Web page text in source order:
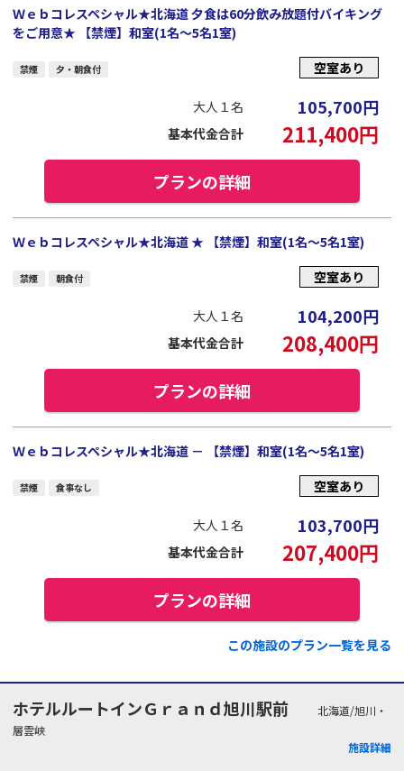
Ｗｅｂコレスペシャル★北海道 夕食は60分飲み放題付バイキング
をご用意★ 【禁煙】和室(1名～5名1室)
禁煙 夕・朝食付 空室あり
大人１名 105,700円
基本代金合計 211,400円
プランの詳細
Ｗｅｂコレスペシャル★北海道 ★ 【禁煙】和室(1名～5名1室)
禁煙 朝食付 空室あり
大人１名 104,200円
基本代金合計 208,400円
プランの詳細
Ｗｅｂコレスペシャル★北海道 － 【禁煙】和室(1名～5名1室)
禁煙 食事なし 空室あり
大人１名 103,700円
基本代金合計 207,400円
プランの詳細
この施設のプラン一覧を見る
ホテルルートインＧｒａｎｄ旭川駅前
北海道/旭川・
層雲峡
施設詳細